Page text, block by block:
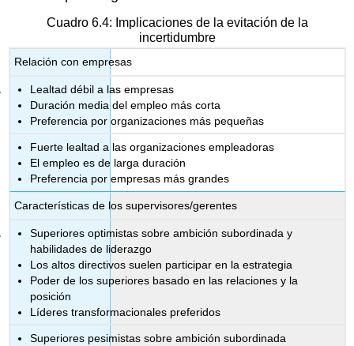
Cuadro 6.4: Implicaciones de la evitación de la
incertidumbre
Relación con empresas
Lealtad débil a las empresas
Duración media del empleo más corta
Preferencia por organizaciones más pequeñas
Fuerte lealtad a las organizaciones empleadoras
El empleo es de larga duración
Preferencia por empresas más grandes
Características de los supervisores/gerentes
Superiores optimistas sobre ambición subordinada y
habilidades de liderazgo
Los altos directivos suelen participar en la estrategia
Poder de los superiores basado en las relaciones y la
posición
Líderes transformacionales preferidos
Superiores pesimistas sobre ambición subordinada